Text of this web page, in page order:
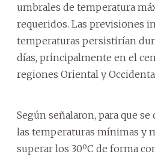
umbrales de temperatura
requeridos. Las previsiones
temperaturas persistirían
días, principalmente en el
regiones Oriental y
Según señalaron, para que se
las temperaturas mínimas y
superar los 30ºC de forma